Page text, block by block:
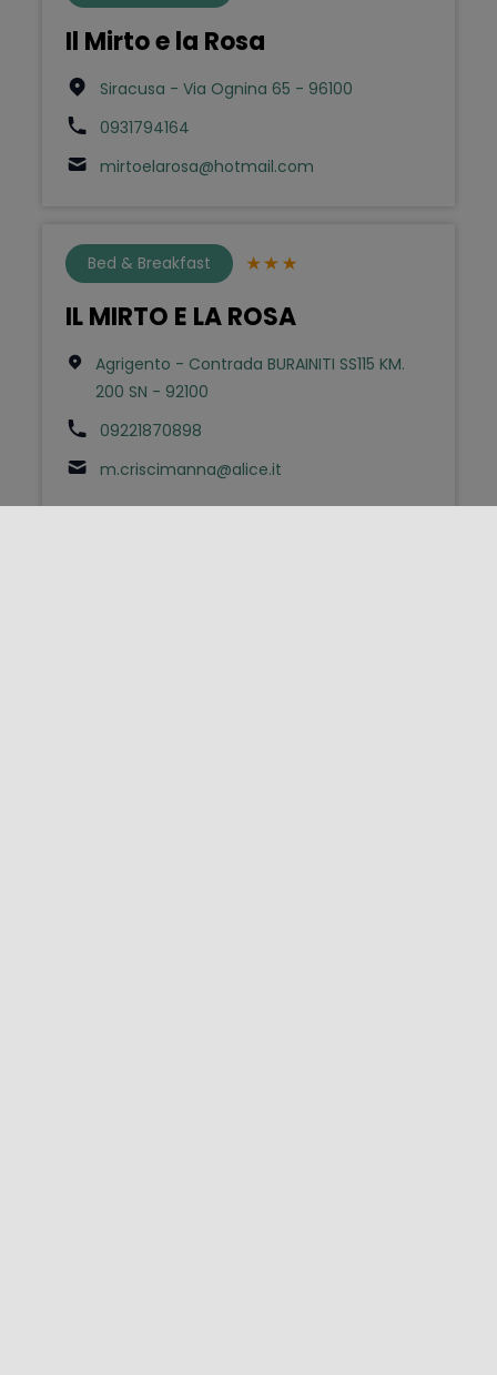
Il Mirto e la Rosa
Siracusa - Via Ognina 65 - 96100
0931794164
mirtoelarosa@hotmail.com
Bed & Breakfast
IL MIRTO E LA ROSA
Agrigento - Contrada BURAINITI SS115 KM.
200 SN - 92100
09221870898
m.criscimanna@alice.it